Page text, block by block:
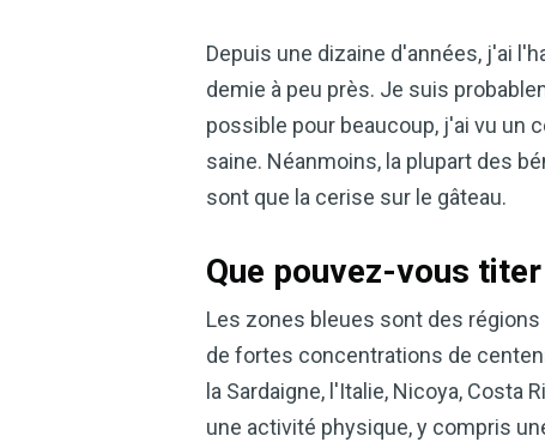
Depuis une dizaine d'années, j'ai
demie à peu près. Je suis
possible pour beaucoup, j'ai vu un
saine. Néanmoins, la plupart des
sont que la cerise sur le gâteau.
Que pouvez-vous
Les zones bleues sont des
de fortes concentrations de
la Sardaigne, l'Italie, Nicoya, Costa
une activité physique, y compris